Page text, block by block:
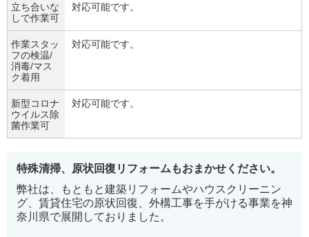
立ち合いな
しで作業可
対応可能です。
作業スタッ
フの検温/
消毒/マス
ク着用
対応可能です。
新型コロナ
ウイルス除
菌作業可
対応可能です。
特殊清掃、原状回復リフォームもおまかせください。
弊社は、もともと建築リフォームやハウスクリーニン
グ、賃貸住宅の原状回復、外構工事を手がける事業を神
奈川県で展開しておりました。